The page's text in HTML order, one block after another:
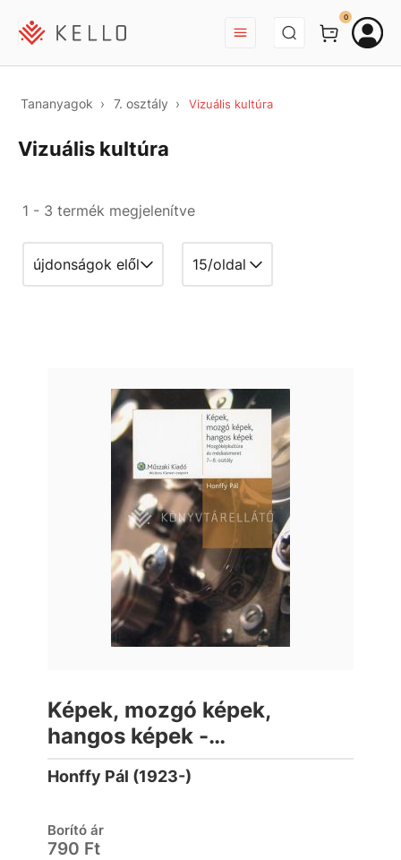
BEJELENTKEZÉS
0
Tananyagok 7. osztály Vizuális kultúra
Vizuális kultúra
1 - 3 termék megjelenítve
Képek, mozgó képek,
hangos képek -
Mozgóképkultúra és
médiaismeret 7-8. osztály
Honffy Pál (1923-)
Borító ár
790 Ft